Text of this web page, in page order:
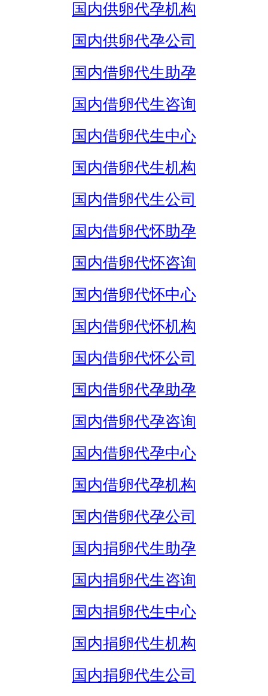
国内供卵代孕机构
国内供卵代孕公司
国内借卵代生助孕
国内借卵代生咨询
国内借卵代生中心
国内借卵代生机构
国内借卵代生公司
国内借卵代怀助孕
国内借卵代怀咨询
国内借卵代怀中心
国内借卵代怀机构
国内借卵代怀公司
国内借卵代孕助孕
国内借卵代孕咨询
国内借卵代孕中心
国内借卵代孕机构
国内借卵代孕公司
国内捐卵代生助孕
国内捐卵代生咨询
国内捐卵代生中心
国内捐卵代生机构
国内捐卵代生公司